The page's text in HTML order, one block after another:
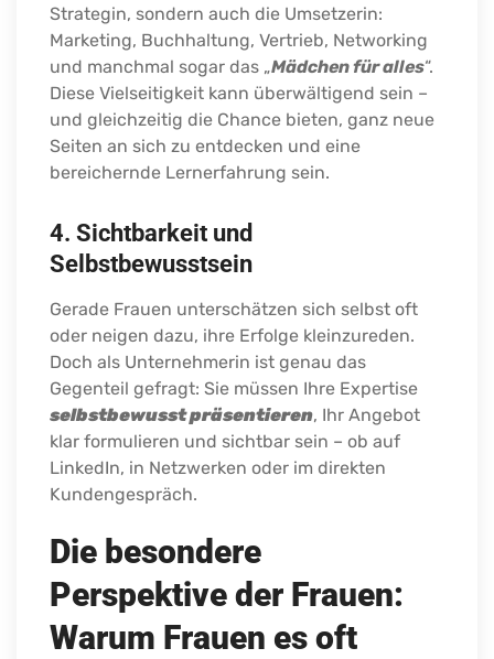
Strategin, sondern auch die Umsetzerin:
Marketing, Buchhaltung, Vertrieb, Networking
und manchmal sogar das „Mädchen für alles“.
Diese Vielseitigkeit kann überwältigend sein –
und gleichzeitig die Chance bieten, ganz neue
Seiten an sich zu entdecken und eine
bereichernde Lernerfahrung sein.
4. Sichtbarkeit und
Selbstbewusstsein
Gerade Frauen unterschätzen sich selbst oft
oder neigen dazu, ihre Erfolge kleinzureden.
Doch als Unternehmerin ist genau das
Gegenteil gefragt: Sie müssen Ihre Expertise
selbstbewusst präsentieren, Ihr Angebot
klar formulieren und sichtbar sein – ob auf
LinkedIn, in Netzwerken oder im direkten
Kundengespräch.
Die besondere
Perspektive der Frauen:
Warum Frauen es oft